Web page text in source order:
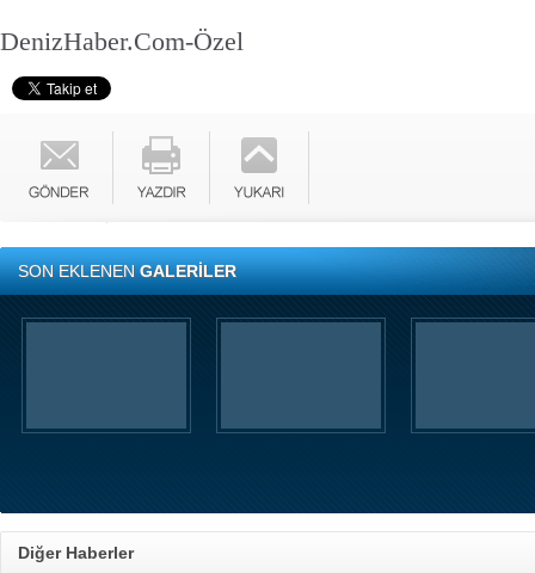
DenizHaber.Com-Özel
SON EKLENENGALERİLER
Diğer Haberler